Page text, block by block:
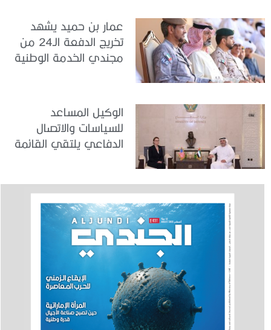
عمار بن حميد يشهد
تخريج الدفعة الـ24 من
مجندي الخدمة الوطنية
الوكيل المساعد
للسياسات والاتصال
الدفاعي يلتقي القائمة